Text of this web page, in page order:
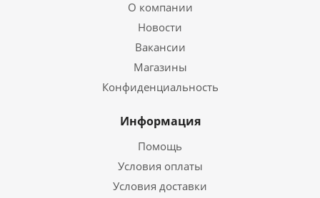
О компании
Новости
Вакансии
Магазины
Конфиденциальность
Информация
Помощь
Условия оплаты
Условия доставки